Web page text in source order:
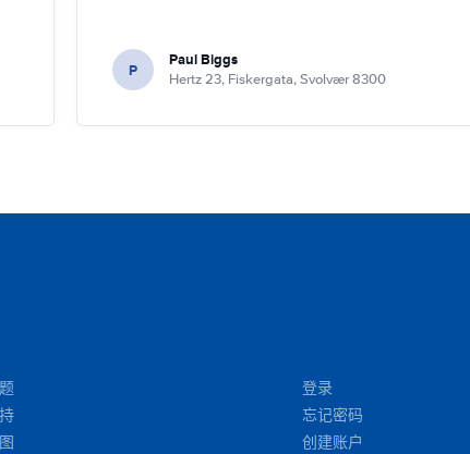
P Paul Biggs
Hertz 23, Fiskergata, Svolvær 8300
登录
忘记密码
创建账户